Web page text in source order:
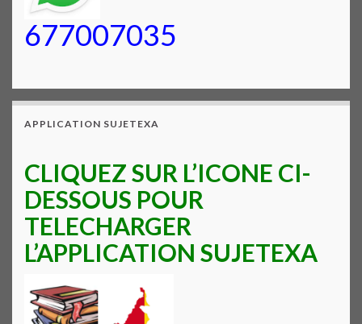
677007035
APPLICATION SUJETEXA
CLIQUEZ SUR L’ICONE CI-
DESSOUS POUR
TELECHARGER
L’APPLICATION SUJETEXA